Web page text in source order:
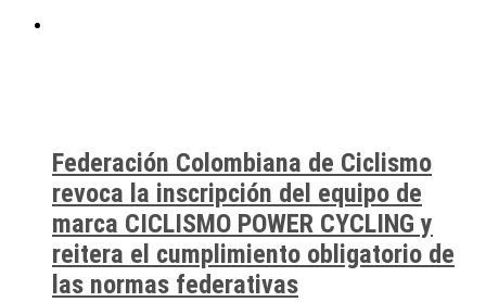
Federación Colombiana de Ciclismo
revoca la inscripción del equipo de
marca CICLISMO POWER CYCLING y
reitera el cumplimiento obligatorio de
las normas federativas